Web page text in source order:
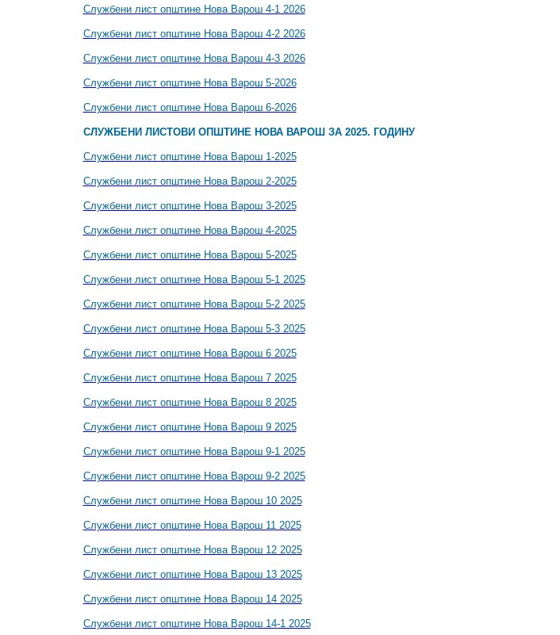
Службени лист општине Нова Варош 4-1 2026
Службени лист општине Нова Варош 4-2 2026
Службени лист општине Нова Варош 4-3 2026
Службени лист општине Нова Варош 5-2026
Службени лист општине Нова Варош 6-2026
СЛУЖБЕНИ ЛИСТОВИ ОПШТИНЕ НОВА ВАРОШ ЗА 2025. ГОДИНУ
Службени лист општине Нова Варош 1-2025
Службени лист општине Нова Варош 2-2025
Службени лист општине Нова Варош 3-2025
Службени лист општине Нова Варош 4-2025
Службени лист општине Нова Варош 5-2025
Службени лист општине Нова Варош 5-1 2025
Службени лист општине Нова Варош 5-2 2025
Службени лист општине Нова Варош 5-3 2025
Службени лист општине Нова Варош 6 2025
Службени лист општине Нова Варош 7 2025
Службени лист општине Нова Варош 8 2025
Службени лист општине Нова Варош 9 2025
Службени лист општине Нова Варош 9-1 2025
Службени лист општине Нова Варош 9-2 2025
Службени лист општине Нова Варош 10 2025
Службени лист општине Нова Варош 11 2025
Службени лист општине Нова Варош 12 2025
Службени лист општине Нова Варош 13 2025
Службени лист општине Нова Варош 14 2025
Службени лист општине Нова Варош 14-1 2025